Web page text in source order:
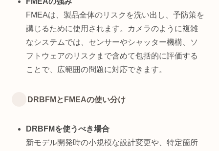
FMEAは、製品全体のリスクを洗い出し、予防策を
講じるために使用されます。カメラのように複雑
なシステムでは、センサーやシャッター機構、ソ
フトウェアのリスクまで含めて包括的に評価する
ことで、広範囲の問題に対応できます。
DRBFMとFMEAの使い分け
DRBFMを使うべき場合
新モデル開発時の小規模な設計変更や、特定箇所